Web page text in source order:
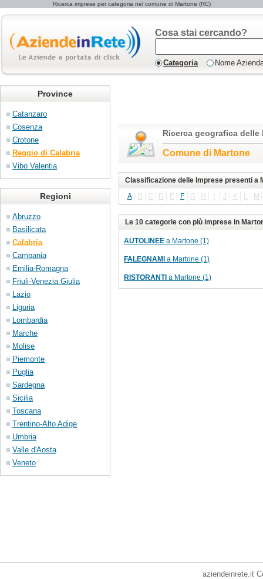
Ricerca imprese per categoria nel comune di Martone (RC)
Cosa stai cercando?
Categoria Nome
Province
Catanzaro
Cosenza
Crotone
Reggio di Calabria
Vibo Valentia
Regioni
Abruzzo
Basilicata
Calabria
Campania
Emilia-Romagna
Friuli-Venezia Giulia
Lazio
Liguria
Lombardia
Marche
Molise
Piemonte
Puglia
Sardegna
Sicilia
Toscana
Trentino-Alto Adige
Umbria
Valle d'Aosta
Veneto
Ricerca geografica delle
Comune di Martone
Classificazione delle Imprese presenti a
A
B C D E F G H J K L M
Le 10 categorie con più imprese in
AUTOLINEE a Martone (1)
FALEGNAMI a Martone (1)
RISTORANTI a Martone (1)
aziendeinrete.it